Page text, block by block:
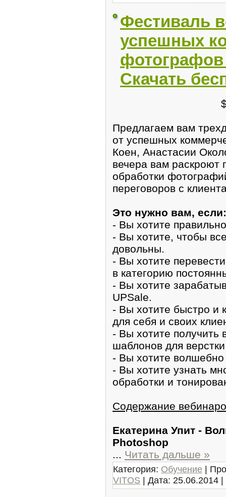
Фестиваль
успешных
фотографов
Скачать
Предлагаем вам
от успешных
Коен, Анастасии
вечера вам раскроют
обработки
переговоров с
Это нужно вам, если:
- Вы хотите
- Вы хотите, чтобы
довольны.
- Вы хотите
в категорию
- Вы хотите
UPSale.
- Вы хотите быстро и
для себя и своих
- Вы хотите получить
шаблонов для
- Вы хотите
- Вы хотите узнать
обработки и
Содержание
Екатерина Упит -
Photoshop
... Читать дальше »
Категория: Обучение |
VITOS | Дата: 25.06.2014 |